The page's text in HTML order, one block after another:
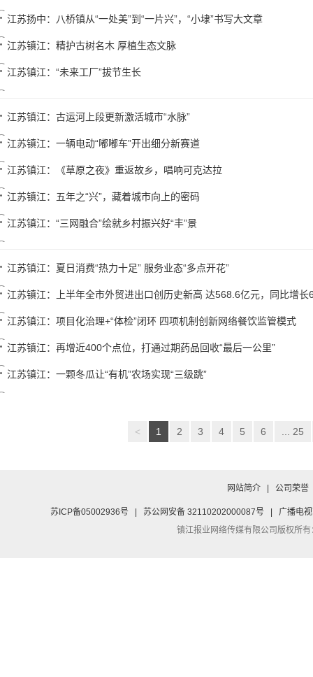
江苏扬中：八桥镇从“一处美”到“一片兴”，“小埭”书写大文章
江苏镇江：精护古树名木 厚植生态文脉
江苏镇江：“未来工厂”拔节生长
江苏镇江：古运河上段更新激活城市“水脉”
江苏镇江：一辆电动“嘟嘟车”开出细分新赛道
江苏镇江：《草原之夜》重返故乡，唱响可克达拉
江苏镇江：五年之“兴”，藏着城市向上的密码
江苏镇江：“三网融合”绘就乡村振兴好“丰”景
江苏镇江：夏日消费“热力十足” 服务业态“多点开花”
江苏镇江：上半年全市外贸进出口创历史新高 达568.6亿元，同比增长
江苏镇江：项目化治理+“体检”闭环 四项机制创新网络餐饮监管模式
江苏镇江：再增近400个点位，打通过期药品回收“最后一公里”
江苏镇江：一颗冬瓜让“有机”农场实现“三级跳”
< 1 2 3 4 5 6 ... 25
网站简介 公司荣誉
苏ICP备05002936号 苏公网安备 32110202000087号
广播电
镇江报业网络传媒有限公司版权所